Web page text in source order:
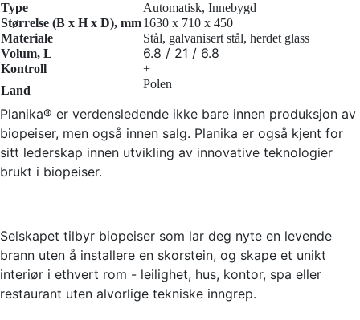
Type
Automatisk, Innebygd
Størrelse (B x H x D), mm1630 x 710 x 450
Materiale
Stål, galvanisert stål, herdet glass
Volum, L
6.8 / 21 / 6.8
Kontroll
+
Land
Polen
Planika® er verdensledende ikke bare innen produksjon av
biopeiser, men også innen salg. Planika er også kjent for
sitt lederskap innen utvikling av innovative teknologier
brukt i biopeiser.
Selskapet tilbyr biopeiser som lar deg nyte en levende
brann uten å installere en skorstein, og skape et unikt
interiør i ethvert rom - leilighet, hus, kontor, spa eller
restaurant uten alvorlige tekniske inngrep.